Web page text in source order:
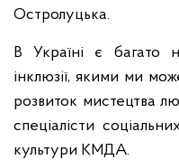
Остролуцька.
В Україні є багато
інклюзії, якими ми
розвиток мистецтва
спеціалісти
культури КМДА.